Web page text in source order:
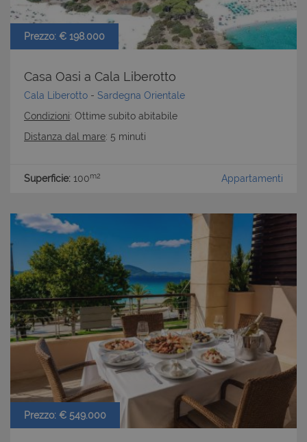
Prezzo: € 198.000
Casa Oasi a Cala Liberotto
Cala Liberotto - Sardegna Orientale
Condizioni: Ottime subito abitabile
Distanza dal mare: 5 minuti
Superficie: 100m2 Appartamenti
Prezzo: € 549.000